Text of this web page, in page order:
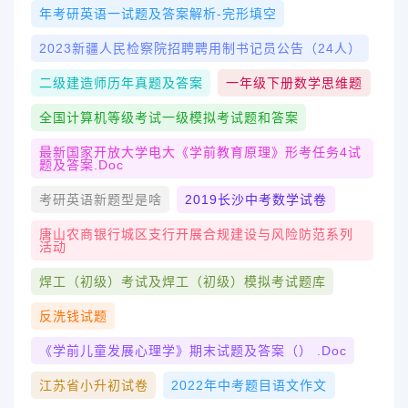
年考研英语一试题及答案解析-完形填空
2023新疆人民检察院招聘聘用制书记员公告（24人）
二级建造师历年真题及答案 一年级下册数学思维题
全国计算机等级考试一级模拟考试题和答案
最新国家开放大学电大《学前教育原理》形考任务4试
题及答案.doc
考研英语新题型是啥 2019长沙中考数学试卷
唐山农商银行城区支行开展合规建设与风险防范系列
活动
焊工（初级）考试及焊工（初级）模拟考试题库
反洗钱试题
《学前儿童发展心理学》期末试题及答案（） .doc
江苏省小升初试卷 2022年中考题目语文作文